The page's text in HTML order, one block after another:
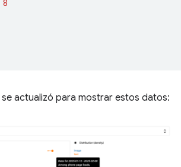
8
se actualizó para mostrar estos datos: